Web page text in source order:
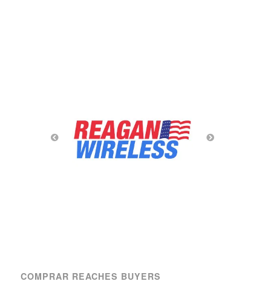
COMPRAR REACHES BUYERS